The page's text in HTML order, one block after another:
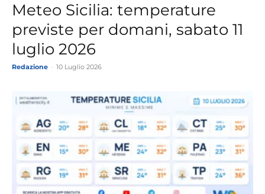
Meteo Sicilia: temperature
previste per domani, sabato 11
luglio 2026
Redazione 10 Luglio 2026